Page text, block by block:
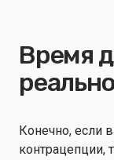
Время
Конечно, если
контрацепции,